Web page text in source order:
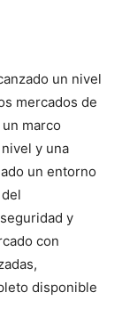
un nivel
mercados de
marco
y una
un entorno
y
con
disponible